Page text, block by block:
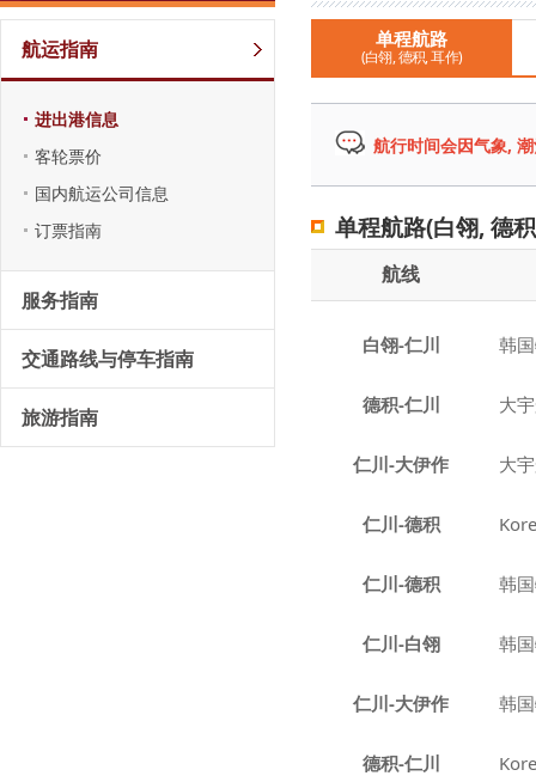
航运指南
进出港信息
客轮票价
国内航运公司信息
订票指南
服务指南
交通路线与停车指南
旅游指南
单程航路
(白翎, 德积, 耳作)
航行时间会因气象,
单程航路(白翎, 德
航线
白翎-仁川 韩
德积-仁川 大
仁川-大伊作 大
仁川-德积
仁川-德积 韩
仁川-白翎 韩
仁川-大伊作 韩
德积-仁川